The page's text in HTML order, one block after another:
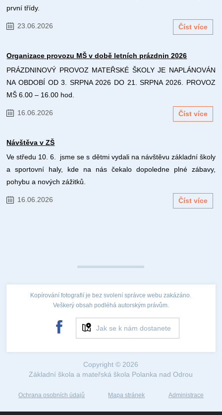
první třídy.
23.06.2026 Číst více
Organizace provozu MŠ v době letních prázdnin 2026
PRÁZDNINOVÝ PROVOZ MATEŘSKÉ ŠKOLY JE NAPLÁNOVÁN
NA OBDOBÍ OD 3. SRPNA 2026 DO 21. SRPNA 2026. PROVOZ
MŠ 6.00 – 16.00 hod.
16.06.2026 Číst více
Návštěva v ZŠ
Ve středu 10. 6. jsme se s dětmi vydali na návštěvu základní školy
a sportovní haly, kde na nás čekalo dopoledne plné zábavy,
pohybu a nových zážitků.
16.06.2026 Číst více
Kopírování fotografií je bez svolení správce webu zakázáno.
Veškerý obsah podléhá autorským právům.
Jak se k nám dostanete
Copyright © 2026
Základní škola a mateřská škola Polanka nad Odrou
Ochrana osobních údajů Mapa stránek Administrace